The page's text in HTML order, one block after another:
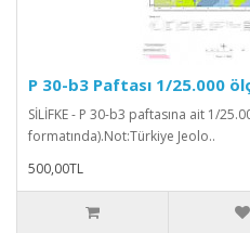
P 30-b3 Paftası 1/25.000
SİLİFKE - P 30-b3 paftasına ait 1/
formatında).Not:Türkiye Jeolo..
500,00TL